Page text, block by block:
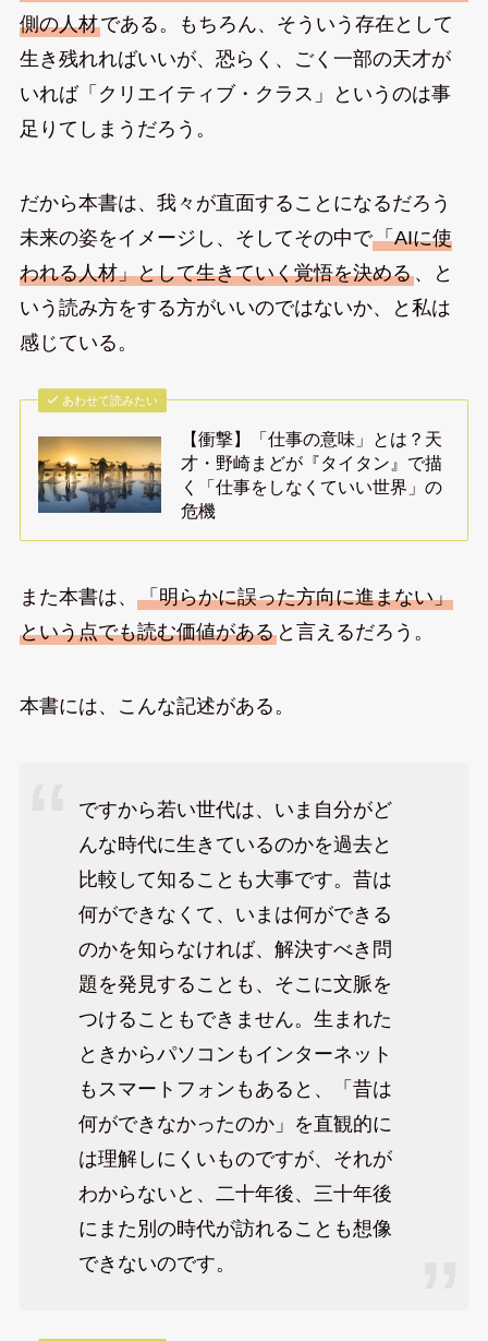
側の人材である。もちろん、そういう存在として
生き残れればいいが、恐らく、ごく一部の天才が
いれば「クリエイティブ・クラス」というのは事
足りてしまうだろう。
だから本書は、我々が直面することになるだろう
未来の姿をイメージし、そしてその中で「AIに使
われる人材」として生きていく覚悟を決める、と
いう読み方をする方がいいのではないか、と私は
感じている。
あわせて読みたい
【衝撃】「仕事の意味」とは？天
才・野崎まどが『タイタン』で描
く「仕事をしなくていい世界」の
危機
また本書は、 「明らかに誤った方向に進まない」
という点でも読む価値があると言えるだろう。
本書には、こんな記述がある。
ですから若い世代は、いま自分がど
んな時代に生きているのかを過去と
比較して知ることも大事です。昔は
何ができなくて、いまは何ができる
のかを知らなければ、解決すべき問
題を発見することも、そこに文脈を
つけることもできません。生まれた
ときからパソコンもインターネット
もスマートフォンもあると、「昔は
何ができなかったのか」を直観的に
は理解しにくいものですが、それが
わからないと、二十年後、三十年後
にまた別の時代が訪れることも想像
できないのです。